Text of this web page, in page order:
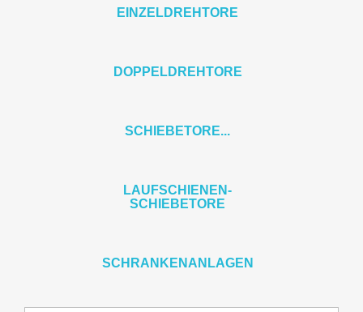
EINZELDREHTORE
DOPPELDREHTORE
SCHIEBETORE...
LAUFSCHIENEN-
SCHIEBETORE
SCHRANKENANLAGEN